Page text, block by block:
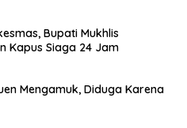
Bupati Mukhlis
Kapus Siaga 24 Jam
Mengamuk, Diduga Karena